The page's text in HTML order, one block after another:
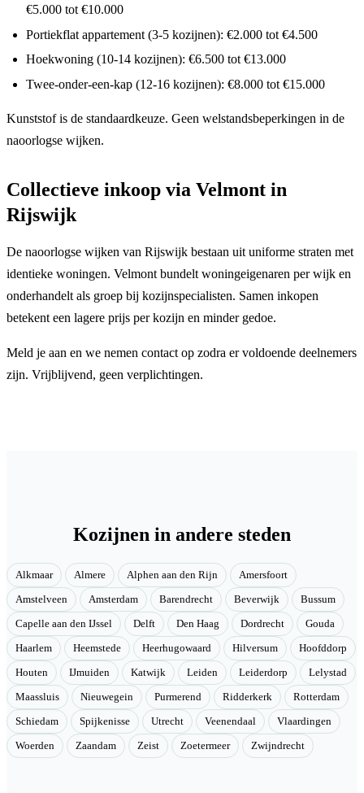
€5.000 tot €10.000
Portiekflat appartement (3-5 kozijnen): €2.000 tot €4.500
Hoekwoning (10-14 kozijnen): €6.500 tot €13.000
Twee-onder-een-kap (12-16 kozijnen): €8.000 tot €15.000
Kunststof is de standaardkeuze. Geen welstandsbeperkingen in de
naoorlogse wijken.
Collectieve inkoop via Velmont in
Rijswijk
De naoorlogse wijken van Rijswijk bestaan uit uniforme straten met
identieke woningen. Velmont bundelt woningeigenaren per wijk en
onderhandelt als groep bij kozijnspecialisten. Samen inkopen
betekent een lagere prijs per kozijn en minder gedoe.
Meld je aan en we nemen contact op zodra er voldoende deelnemers
zijn. Vrijblijvend, geen verplichtingen.
Kozijnen in andere steden
Alkmaar Almere Alphen aan den Rijn Amersfoort
Amstelveen Amsterdam Barendrecht Beverwijk Bussum
Capelle aan den IJssel Delft Den Haag Dordrecht Gouda
Haarlem Heemstede Heerhugowaard Hilversum Hoofddorp
Houten IJmuiden Katwijk Leiden Leiderdorp Lelystad
Maassluis Nieuwegein Purmerend Ridderkerk Rotterdam
Schiedam Spijkenisse Utrecht Veenendaal Vlaardingen
Woerden Zaandam Zeist Zoetermeer Zwijndrecht